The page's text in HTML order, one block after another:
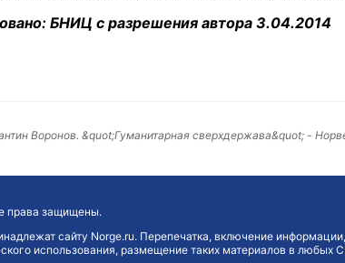
БНИЦ с разрешения автора 3.04.2014
Воронов. &quot;Гуманитарная сверхдержава&quot; -
права защищены.
сайту Norge.ru. Перепечатка, включение
использования, размещение таких материалов в любых